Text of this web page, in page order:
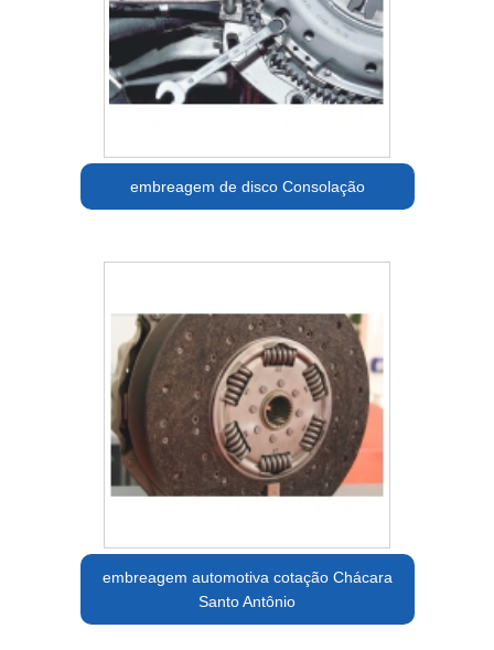
embreagem de disco Consolação
embreagem automotiva cotação Chácara
Santo Antônio